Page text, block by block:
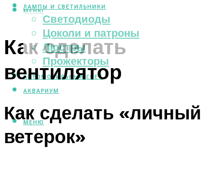
ЛАМПЫ И СВЕТИЛЬНИКИ
Светодиоды
Цоколи и патроны
Люстры
Прожекторы
АВТОМОБИЛЬНЫЙ СВЕТ
АКВАРИУМ
МЕНЮ
МЕНЮ
Как сделать
вентилятор
Как сделать «личный
ветерок»